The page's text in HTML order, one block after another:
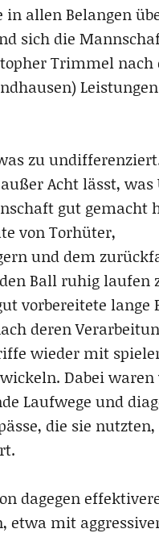
allen Belangen
sich die
Trimmel nach
zu
Acht lässt, was
gut gemacht
von Torhüter,
und dem
Ball ruhig laufen
vorbereitete lange
deren
wieder mit
Dabei waren
Laufwege und
die sie nutzten,
dagegen
etwa mit